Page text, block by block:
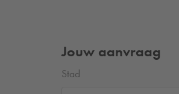
Jouw aanvraag
Stad